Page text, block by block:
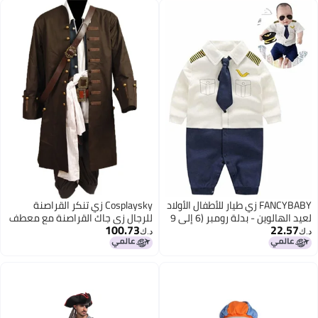
FANCYBABY زي طيار للأطفال الأولاد
لعيد الهالوين - بدلة رومبر (6 إلى 9
أشهر، بأكمام طويلة)
د.ك‏22.57
Cosplaysky زي تنكر القراصنة
للرجال زي جاك القراصنة مع معطف
وحزام وإكسسوارات تنكرية للهالوين،
مجموعة كاملة، L
د.ك‏100.73